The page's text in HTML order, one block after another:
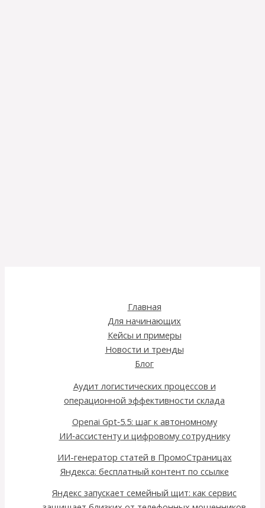
Главная
Для начинающих
Кейсы и примеры
Новости и тренды
Блог
Аудит логистических процессов и
операционной эффективности склада
Openai Gpt‑5.5: шаг к автономному
ИИ‑ассистенту и цифровому сотруднику
ИИ-генератор статей в ПромоСтраницах
Яндекса: бесплатный контент по ссылке
Яндекс запускает семейный щит: как сервис